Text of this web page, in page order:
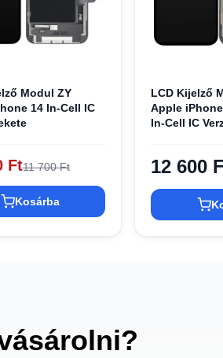
Modul ZY
14 In-Cell IC
Ft11 700 Ft
Kosárba
LCD Kijelző
Apple
In-Cell IC
12 600